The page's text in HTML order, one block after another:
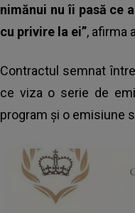
nimănui nu îi pasă ce
cu privire la ei”, afirma
Contractul semnat
ce viza o serie de
program și o emisiune